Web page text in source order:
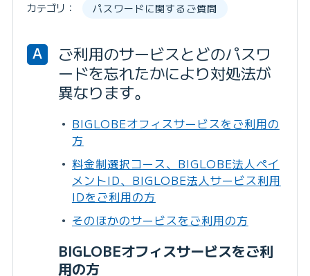
カテゴリ： パスワードに関するご質問
A
ご利用のサービスとどのパスワ
ードを忘れたかにより対処法が
異なります。
BIGLOBEオフィスサービスをご利用の
方
料金制選択コース、BIGLOBE法人ペイ
メントID、BIGLOBE法人サービス利用
IDをご利用の方
そのほかのサービスをご利用の方
BIGLOBEオフィスサービスをご利
用の方